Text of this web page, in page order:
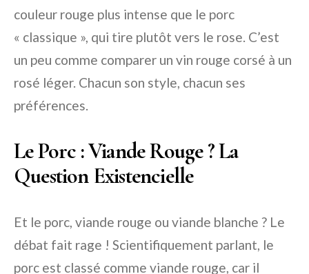
couleur rouge plus intense que le porc
« classique », qui tire plutôt vers le rose. C’est
un peu comme comparer un vin rouge corsé à un
rosé léger. Chacun son style, chacun ses
préférences.
Le Porc : Viande Rouge ? La
Question Existencielle
Et le porc, viande rouge ou viande blanche ? Le
débat fait rage ! Scientifiquement parlant, le
porc est classé comme viande rouge, car il